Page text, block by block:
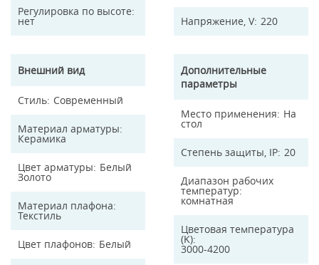
Регулировка по высоте
нет
Внешний вид
Стиль Современный
Материал арматуры
Керамика
Цвет арматуры Белый
Золото
Материал плафона
Текстиль
Цвет плафонов Белый
Напряжение, V 220
Дополнительные
параметры
Место применения На
стол
Степень защиты, IP 20
Диапазон рабочих
температур
комнатная
Цветовая температура
(K)
3000-4200